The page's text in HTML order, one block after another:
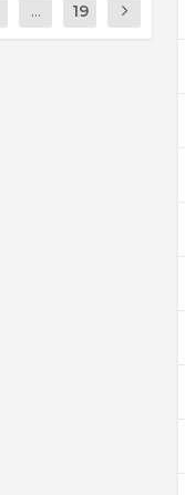
... 19